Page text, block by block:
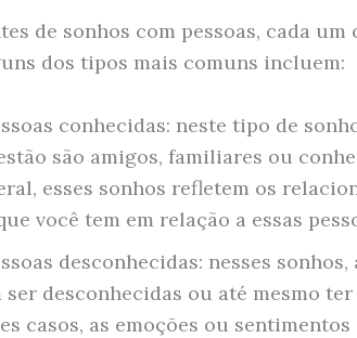
de sonhos com pessoas, cada um
dos tipos mais comuns incluem:
conhecidas: neste tipo de
são amigos, familiares ou
esses sonhos refletem os
você tem em relação a essas
desconhecidas: nesses sonhos,
ser desconhecidas ou até mesmo
casos, as emoções ou sentimentos